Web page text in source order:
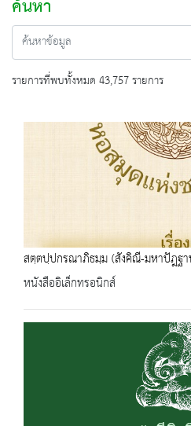
ค้นหา
รายการที่พบทั้งหมด 43,757 รายการ
สตฺตปฺปกรณาภิธมฺม (สังคิณี-มหาปัฎฐ
หนังสืออิเล็กทรอนิกส์